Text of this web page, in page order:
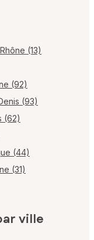
(13)
(92)
(93)
(62)
(44)
(31)
ville